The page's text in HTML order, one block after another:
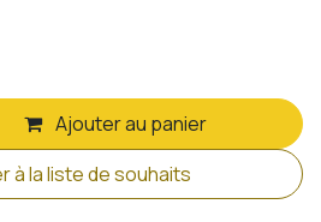
Ajouter au panier
à la liste de souhaits